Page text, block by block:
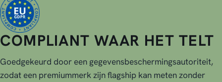
COMPLIANT WAAR HET TELT
Goedgekeurd door een gegevensbeschermingsautoriteit,
zodat een premiummerk zijn flagship kan meten zonder